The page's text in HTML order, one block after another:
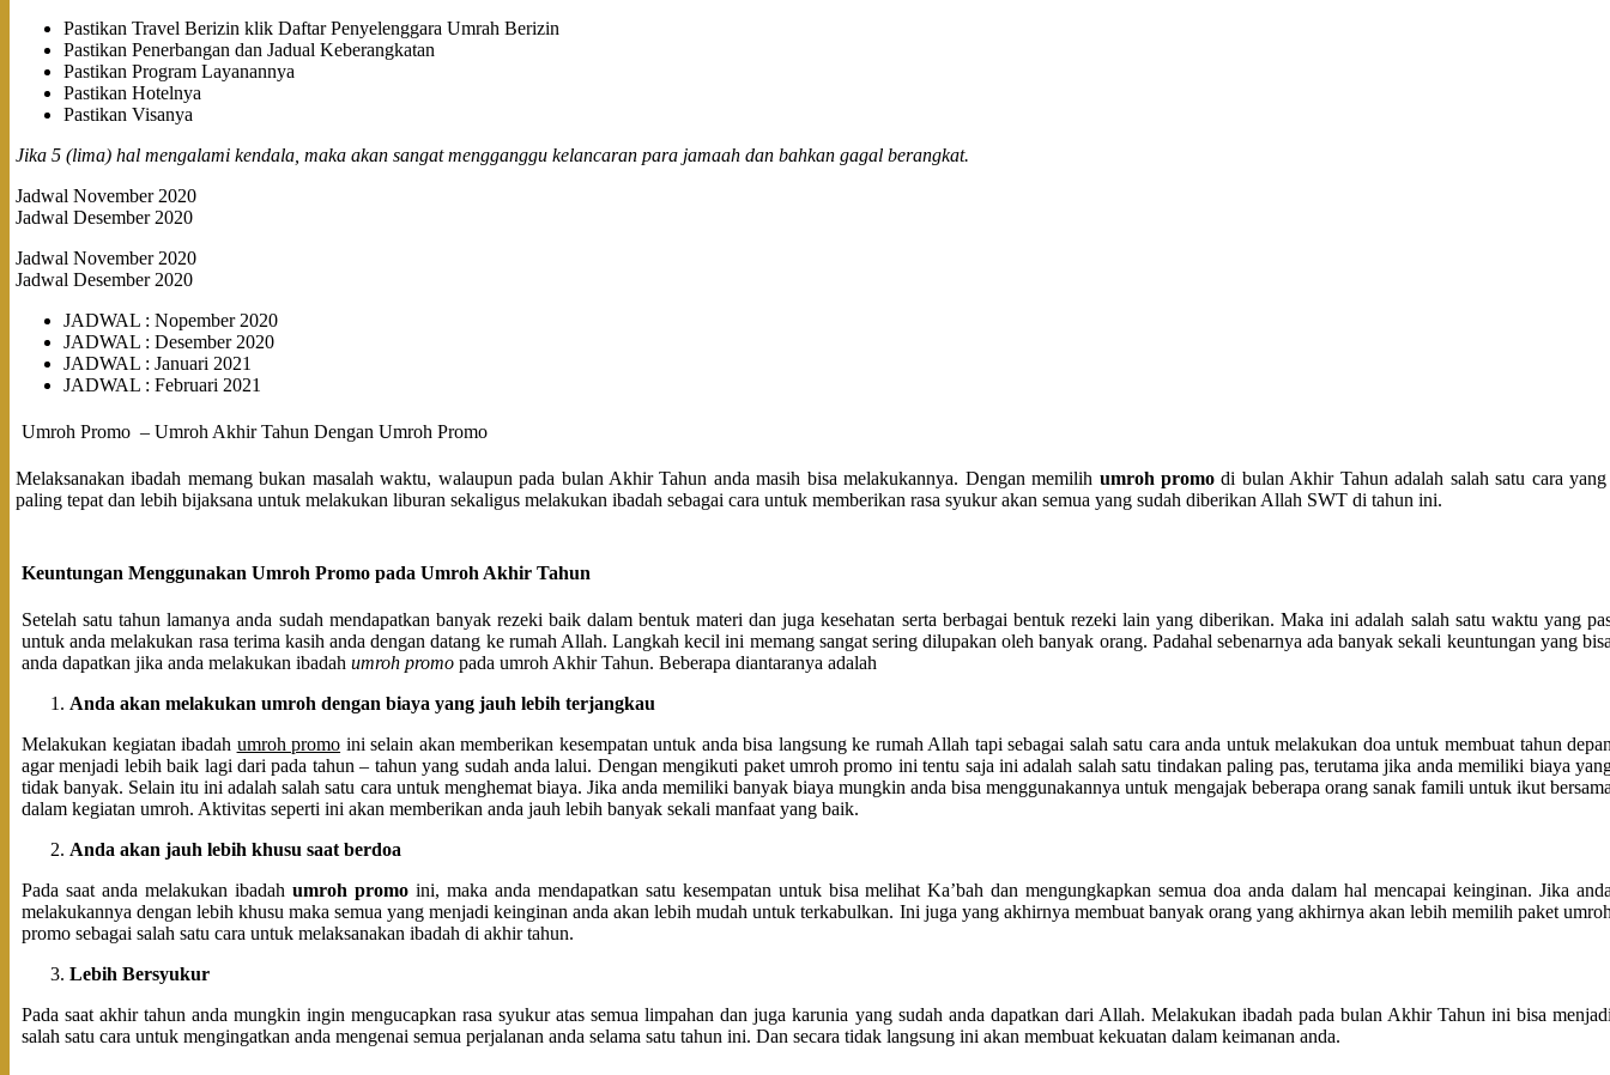
Pastikan Travel Berizin klik Daftar Penyelenggara Umrah Berizin
Pastikan Penerbangan dan Jadual Keberangkatan
Pastikan Program Layanannya
Pastikan Hotelnya
Pastikan Visanya
Jika 5 (lima) hal mengalami kendala, maka akan sangat mengganggu kelancaran para jamaah dan bahkan gagal berangkat.
Jadwal November 2020
Jadwal Desember 2020
Jadwal November 2020
Jadwal Desember 2020
JADWAL : Nopember 2020
JADWAL : Desember 2020
JADWAL : Januari 2021
JADWAL : Februari 2021
Umroh Promo – Umroh Akhir Tahun Dengan Umroh Promo
Melaksanakan ibadah memang bukan masalah waktu, walaupun pada bulan Akhir Tahun anda masih bisa melakukannya. Dengan memilih umroh promo di bulan Akhir Tahun adalah salah satu cara yang
paling tepat dan lebih bijaksana untuk melakukan liburan sekaligus melakukan ibadah sebagai cara untuk memberikan rasa syukur akan semua yang sudah diberikan Allah SWT di tahun ini.
Keuntungan Menggunakan Umroh Promo pada Umroh Akhir Tahun
Setelah satu tahun lamanya anda sudah mendapatkan banyak rezeki baik dalam bentuk materi dan juga kesehatan serta berbagai bentuk rezeki lain yang diberikan. Maka ini adalah salah satu waktu yang
untuk anda melakukan rasa terima kasih anda dengan datang ke rumah Allah. Langkah kecil ini memang sangat sering dilupakan oleh banyak orang. Padahal sebenarnya ada banyak sekali keuntungan yang
anda dapatkan jika anda melakukan ibadah umroh promo pada umroh Akhir Tahun. Beberapa diantaranya adalah
Anda akan melakukan umroh dengan biaya yang jauh lebih terjangkau
Melakukan kegiatan ibadah umroh promo ini selain akan memberikan kesempatan untuk anda bisa langsung ke rumah Allah tapi sebagai salah satu cara anda untuk melakukan doa untuk membuat tahun
agar menjadi lebih baik lagi dari pada tahun – tahun yang sudah anda lalui. Dengan mengikuti paket umroh promo ini tentu saja ini adalah salah satu tindakan paling pas, terutama jika anda memiliki biaya
tidak banyak. Selain itu ini adalah salah satu cara untuk menghemat biaya. Jika anda memiliki banyak biaya mungkin anda bisa menggunakannya untuk mengajak beberapa orang sanak famili untuk ikut
dalam kegiatan umroh. Aktivitas seperti ini akan memberikan anda jauh lebih banyak sekali manfaat yang baik.
Anda akan jauh lebih khusu saat berdoa
Pada saat anda melakukan ibadah umroh promoini, maka anda mendapatkan satu kesempatan untuk bisa melihat Ka’bah dan mengungkapkan semua doa anda dalam hal mencapai keinginan. Jika
melakukannya dengan lebih khusu maka semua yang menjadi keinginan anda akan lebih mudah untuk terkabulkan. Ini juga yang akhirnya membuat banyak orang yang akhirnya akan lebih memilih paket
promo sebagai salah satu cara untuk melaksanakan ibadah di akhir tahun.
Lebih Bersyukur
Pada saat akhir tahun anda mungkin ingin mengucapkan rasa syukur atas semua limpahan dan juga karunia yang sudah anda dapatkan dari Allah. Melakukan ibadah pada bulan Akhir Tahun ini bisa
salah satu cara untuk mengingatkan anda mengenai semua perjalanan anda selama satu tahun ini. Dan secara tidak langsung ini akan membuat kekuatan dalam keimanan anda.